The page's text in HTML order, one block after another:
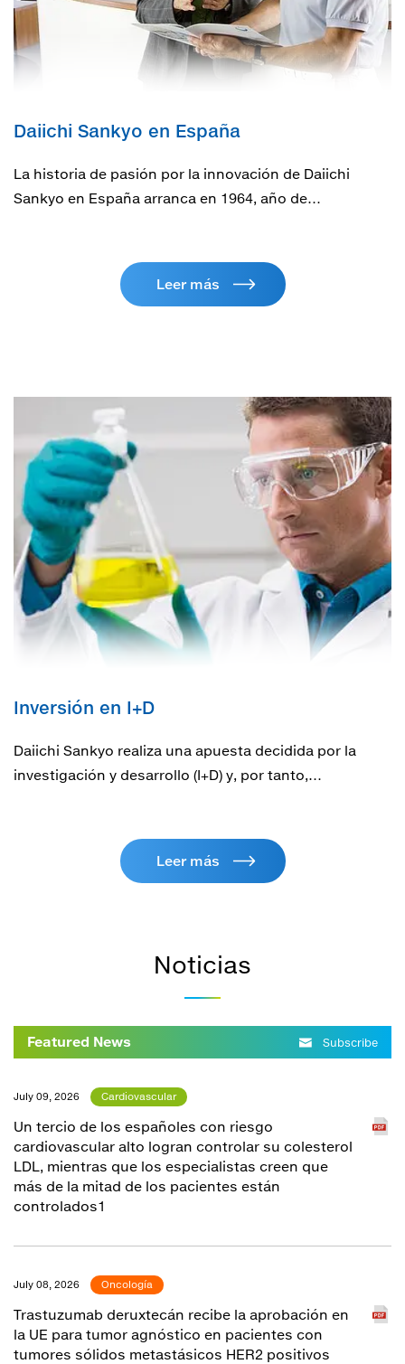
Daiichi Sankyo en España
La historia de pasión por la innovación de Daiichi
Sankyo en España arranca en 1964, año de…
Leer más
Inversión en I+D
Daiichi Sankyo realiza una apuesta decidida por la
investigación y desarrollo (I+D) y, por tanto,…
Leer más
Noticias
Featured News Subscribe
July 09, 2026 Cardiovascular
Un tercio de los españoles con riesgo
cardiovascular alto logran controlar su colesterol
LDL, mientras que los especialistas creen que
más de la mitad de los pacientes están
controlados1
July 08, 2026 Oncología
Trastuzumab deruxtecán recibe la aprobación en
la UE para tumor agnóstico en pacientes con
tumores sólidos metastásicos HER2 positivos